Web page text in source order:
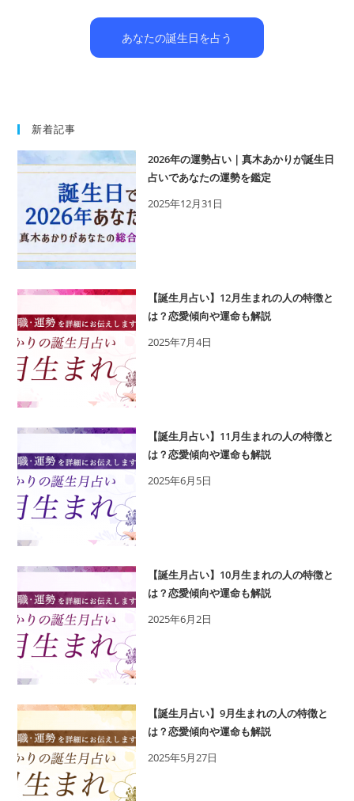
あなたの誕生日を占う
新着記事
2026年の運勢占い｜真木あかりが誕生日
占いであなたの運勢を鑑定
2025年12月31日
【誕生月占い】12月生まれの人の特徴と
は？恋愛傾向や運命も解説
2025年7月4日
【誕生月占い】11月生まれの人の特徴と
は？恋愛傾向や運命も解説
2025年6月5日
【誕生月占い】10月生まれの人の特徴と
は？恋愛傾向や運命も解説
2025年6月2日
【誕生月占い】9月生まれの人の特徴と
は？恋愛傾向や運命も解説
2025年5月27日